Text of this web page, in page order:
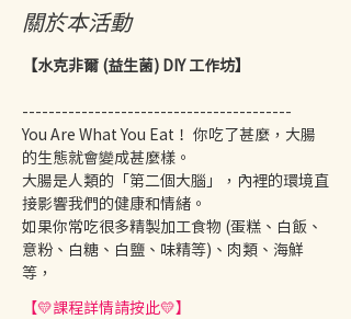
關於本活動
【水克非爾 (益生菌) DIY 工作坊】
-----------------------------------------
You Are What You Eat！ 你吃了甚麼，大腸
的生態就會變成甚麼樣。
大腸是人類的「第二個大腦」，內裡的環境直
接影響我們的健康和情緒。
如果你常吃很多精製加工食物 (蛋糕、白飯、
意粉、白糖、白鹽、味精等)、肉類、海鮮
等，
【💛課程詳情請按此💛】